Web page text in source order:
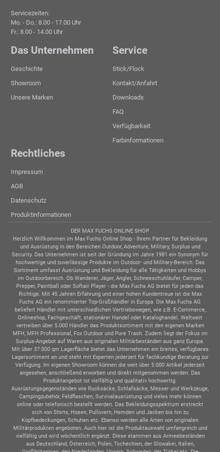
Servicezeiten:
Mo. - Do.: 8.00 - 17.00 Uhr
Fr.: 8.00 - 14.00 Uhr
Das Unternehmen
Geschichte
Showroom
Unsere Marken
Service
Stick/Flock
Kontakt/Anfahrt
Downloads
FAQ
Verfügbarkeit
Farbinformationen
Rechtliches
Impressum
AGB
Datenschutz
Produktinformationen
DER MAX FUCHS ONLINE SHOP
Herzlich Willkommen im Max Fuchs Online Shop - Ihrem Partner für Bekleidung
und Ausrüstung in den Bereichen Outdoor, Adventure, Military, Surplus und
Security. Das Unternehmen ist seit der Gründung im Jahre 1981 ein Synonym für
hochwertige und zuverlässige Produkte im Outdoor- und Military-Bereich. Das
Sortiment umfasst Ausrüstung und Bekleidung für alle Tätigkeiten und Hobbys
im Outdoorbereich. Ob Wanderer, Jäger, Angler, Schneeschuhläufer, Camper,
Prepper, Paintball oder Softair Player - die Max Fuchs AG bietet für jeden das
Richtige. Mit 45 Jahren Erfahrung und einer hohen Kundentreue ist die Max
Fuchs AG ein renommierter Top-Großhändler in Europa. Die Max Fuchs AG
beliefert Händler mit unterschiedlichen Vertriebswegen, wie z.B. E-Commerce,
Onlineshop, Fachgeschäft, stationärer Handel oder Kataloghandel. Weltweit
vertreiben über 5.000 Händler das Produktsortiment mit den eigenen Marken
MFH, MFH Professional, Fox Outdoor und Pure Trash. Zudem liegt der Fokus im
Surplus-Angebot auf Waren aus originalen Militärbeständen aus ganz Europa.
Mit über 37.000 qm Lagerfläche bietet das Unternehmen ein breites, verfügbares
Lagersortiment an und steht mit Experten jederzeit für fachkundige Beratung zur
Verfügung. Im eigenen Showroom können die weit über 5.000 Artikel jederzeit
angesehen, anschließend erworben und direkt mitgenommen werden. Das
Produktangebot ist vielfältig und qualitativ hochwertig.
Ausrüstungsgegenständen wie Rucksäcke, Schlafsäcke, Messer und Werkzeuge,
Campingzubehör, Feldflaschen, Survivalausrüstung und vieles mehr können
online oder telefonisch bestellt werden. Das Bekleidungsspektrum erstreckt
sich von Shirts, Hosen, Pullovern, Hemden und Jacken bis hin zu
Kopfbedeckungen, Schuhen etc. Ebenso werden alle Arten von originalen
Militärprodukten angeboten. Auch hier ist die Produktauswahl umfangreich und
vielfältig und wird wöchentlich ergänzt. Diese stammen aus Armeebeständen
aus Deutschland, Österreich, Polen, Tschechien, der Slowakei, Italien,